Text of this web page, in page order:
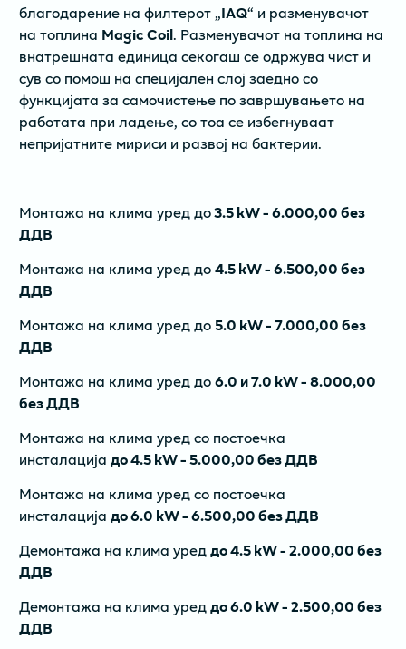
благодарение на филтерот „IAQ“ и разменувачот
на топлина Magic Coil. Разменувачот на топлина на
внатрешната единица секогаш се одржува чист и
сув со помош на специјален слој заедно со
функцијата за самочистење по завршувањето на
работата при ладење, со тоа се избегнуваат
непријатните мириси и развој на бактерии.
Монтажа на клима уред до3.5 kW - 6.000,00 без
ДДВ
Монтажа на клима уред до4.5 kW - 6.500,00 без
ДДВ
Монтажа на клима уред до5.0 kW - 7.000,00 без
ДДВ
Монтажа на клима уред до6.0 и 7.0 kW - 8.000,00
без ДДВ
Монтажа на клима уред со постоечка
инсталација до 4.5 kW - 5.000,00 без ДДВ
Монтажа на клима уред со постоечка
инсталација до 6.0 kW - 6.500,00 без ДДВ
Демонтажа на клима уреддо 4.5 kW - 2.000,00 без
ДДВ
Демонтажа на клима уреддо 6.0 kW - 2.500,00 без
ДДВ